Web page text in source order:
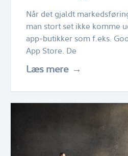
Når det gjaldt
man stort set ikke komme
app-butikker som f.eks.
App Store. De
Læs mere